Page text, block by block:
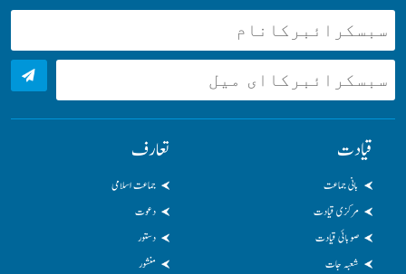
قیادت
بانی جماعت
مرکزی قیادت
صوبائی قیادت
شعبہ جات
تعارف
جماعت اسلامی
دعوت
دستور
منشور